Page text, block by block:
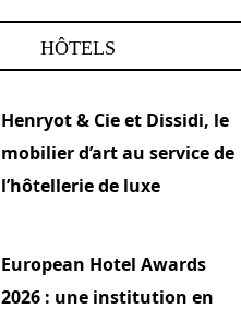
HÔTELS
Henryot & Cie et Dissidi, le
mobilier d’art au service de
l’hôtellerie de luxe
European Hotel Awards
2026 : une institution en